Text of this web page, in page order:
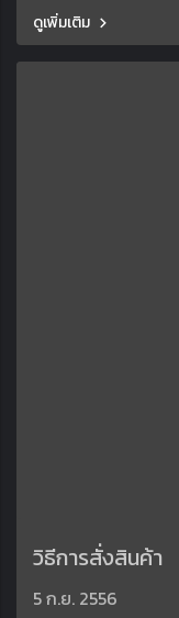
TVC, RADIOSPOT,
DESIGN FOR
โฆษณา ทำ
ดูเพิ่มเติม
วิธีการสั่งสินค้า
5 ก.ย. 2556